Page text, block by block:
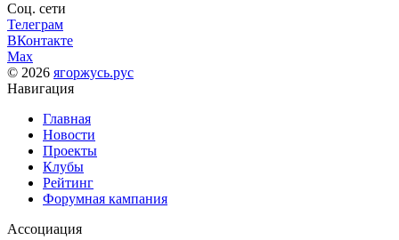
Соц. сети
Телеграм
ВКонтакте
Max
© 2026 ягоржусь.рус
Навигация
Главная
Новости
Проекты
Клубы
Рейтинг
Форумная кампания
Ассоциация